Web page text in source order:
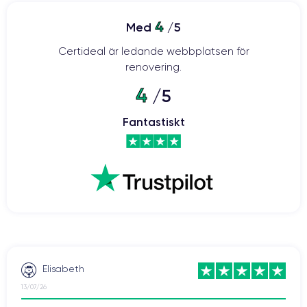
Med 4 /5
Certideal är ledande webbplatsen för
renovering.
4 /5
Fantastiskt
Elisabeth
13/07/26